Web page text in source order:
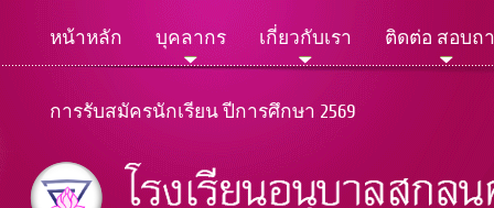
หน้าหลัก บุคลากร เกี่ยวกับเรา ติดต่อ สอบถ
การรับสมัครนักเรียน ปีการศึกษา 2569